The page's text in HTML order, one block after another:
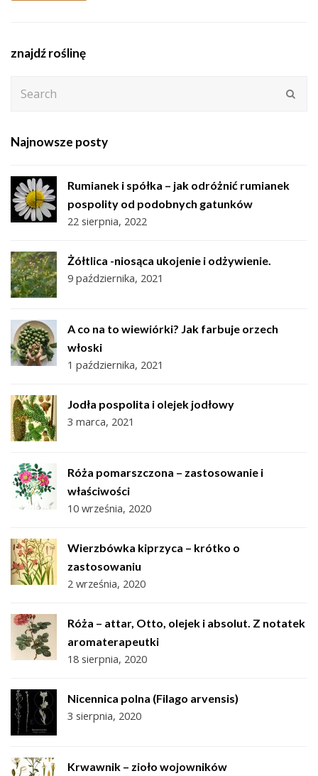
znajdź roślinę
Najnowsze posty
Rumianek i spółka – jak odróżnić rumianek
pospolity od podobnych gatunków
22 sierpnia, 2022
Żółtlica -niosąca ukojenie i odżywienie.
9 października, 2021
A co na to wiewiórki? Jak farbuje orzech
włoski
1 października, 2021
Jodła pospolita i olejek jodłowy
3 marca, 2021
Róża pomarszczona – zastosowanie i
właściwości
10 września, 2020
Wierzbówka kiprzyca – krótko o
zastosowaniu
2 września, 2020
Róża – attar, Otto, olejek i absolut. Z notatek
aromaterapeutki
18 sierpnia, 2020
Nicennica polna (Filago arvensis)
3 sierpnia, 2020
Krwawnik – zioło wojowników